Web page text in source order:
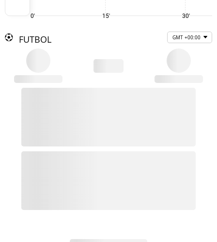
0' 15' 30'
FUTBOL GMT +00:00